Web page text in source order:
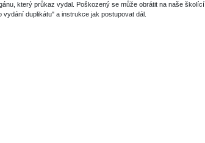
který průkaz vydal. Poškozený se může obrátit na naše školící
duplikátu" a instrukce jak postupovat dál.